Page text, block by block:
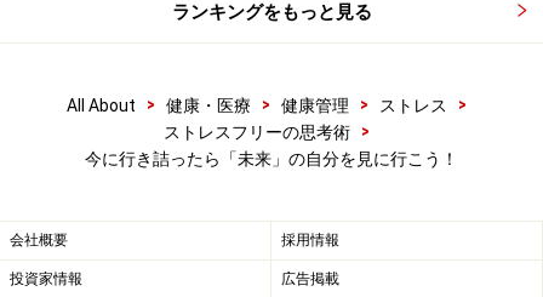
ランキングをもっと見る
All About > 健康・医療 > 健康管理 > ストレス
>
ストレスフリーの思考術
>
今に行き詰ったら「未来」の自分を見に行こう！
会社概要 採用情報
投資家情報 広告掲載